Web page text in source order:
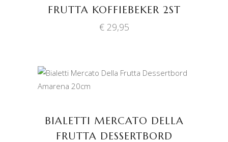
FRUTTA KOFFIEBEKER 2ST
€29,95
WINKELWAGEN
BIALETTI MERCATO DELLA
FRUTTA DESSERTBORD